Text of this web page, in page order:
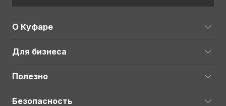
О Куфаре
Для бизнеса
Полезно
Безопасность